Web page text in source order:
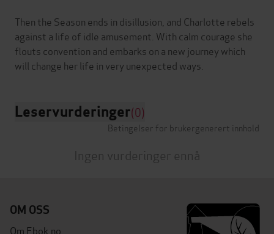
Then the Season ends in disillusion, and Charlotte rebels
against a life of idle amusement. With calm courage she
flouts convention and embarks on a new journey which
Leservurderinger(0)
Betingelser for brukergenerert innhold
Ingen vurderinger ennå
OM OSS
Om Ebok.no